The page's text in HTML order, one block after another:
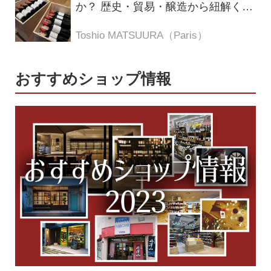
か？ 歴史・貿易・醸造から紐解く4
Toshio MATSUURA（Paris）
おすすめショップ情報